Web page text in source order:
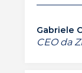
Gabriele
CEO da